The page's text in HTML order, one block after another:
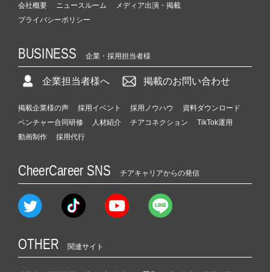
会社概要 ニュースルーム
メディア出演・掲載
プライバシーポリシー
BUSINESS 企業・採用担当者様
企業担当者様へ 掲載のお問い合わせ
掲載企業様の声 採用イベント 採用ノウハウ
資料ダウンロード
ベンチャー合同研修
人材紹介 チアコネクション
TikTok運用
動画制作
採用代行
CheerCareer SNS チアキャリアからの発信
OTHER 関連サイト